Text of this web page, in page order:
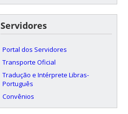
Servidores
Portal dos Servidores
Transporte Oficial
Tradução e Intérprete Libras-
Português
Convênios